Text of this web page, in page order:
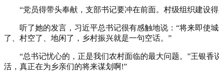
“党员得带头奉献，支部书记要冲在前面。村级组织建设得
听了她的发言，习近平总书记很有感触地说：“将来即使
了、村空了、地闲了，乡村振兴就是一句空话。”
“总书记忧心的，正是我们农村面临的最大问题。”王银香
活，真正在为乡亲们的将来谋划啊!”